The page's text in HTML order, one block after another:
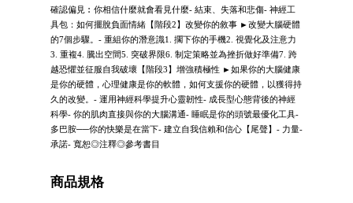
確認偏見︰你相信什麼就會看見什麼- 結束、失落和悲傷- 神經工
具包：如何擺脫負面情緒【階段2】改變你的敘事 ►改變大腦硬體
的7個步驟。- 重組你的潛意識1. 擱下你的手機2. 視覺化及注意力
3. 重複4. 騰出空間5. 突破界限6. 制定策略並為挫折做好準備7. 跨
越恐懼並征服自我破壞【階段3】增強積極性 ►如果你的大腦健康
是你的硬體，心理健康是你的軟體，如何支援你的硬體，以獲得持
久的改變。- 運用神經科學提升心靈韌性- 成長型心態背後的神經
科學- 你的肌肉直接與你的大腦溝通- 睡眠是你的頭號最優化工具-
多巴胺──你的快樂是在當下- 建立自我信賴和信心【尾聲】- 力量-
承諾- 寬恕◎注釋◎參考書目
商品規格